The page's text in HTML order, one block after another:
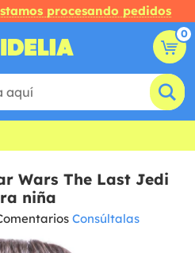
procesando pedidos
0
Wars The Last Jedi
niña
Consúltalas